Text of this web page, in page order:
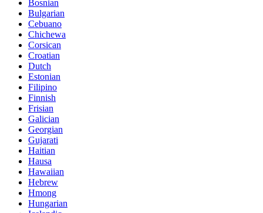
Bosnian
Bulgarian
Cebuano
Chichewa
Corsican
Croatian
Dutch
Estonian
Filipino
Finnish
Frisian
Galician
Georgian
Gujarati
Haitian
Hausa
Hawaiian
Hebrew
Hmong
Hungarian